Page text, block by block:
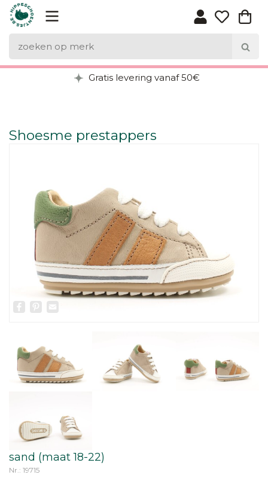
Gratis levering vanaf 50€
Shoesme prestappers
Facebook
Pinterest
sand (maat 18-22)
Nr.: 19715